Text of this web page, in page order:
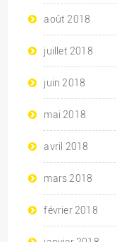
août 2018
juillet 2018
juin 2018
mai 2018
avril 2018
mars 2018
février 2018